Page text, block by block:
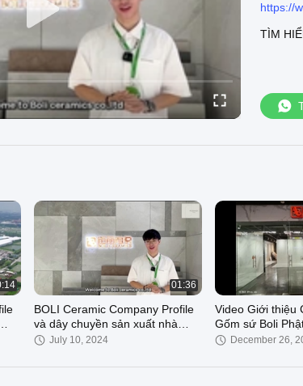
https://
TÌM
01:36
BOLI Ceramic Company Profile
và dây chuyền sản xuất nhà
máyJuly 10, 2024
Video Giới thiệu
Gốm sứ Boli
December 26,